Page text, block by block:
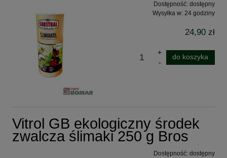
Dostępność: dostępny
Wysyłka w: 24 godziny
24,90 zł
do koszyka
Vitrol GB ekologiczny środek
zwalcza ślimaki 250 g Bros
Dostępność: dostępny